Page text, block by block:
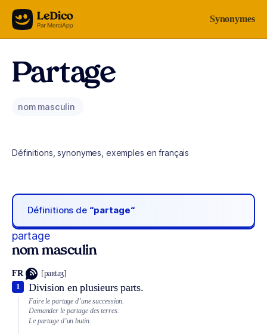
Aller au contenu Synonymes
Partage
nom masculin
Définitions, synonymes, exemples en français
Définitions de “partage“
partage
nom masculin
FR [paʀtaʒ]
Division en plusieurs parts.
1
Faire le partage d’une succession.
Demander le partage des terres.
Le partage d’un butin.